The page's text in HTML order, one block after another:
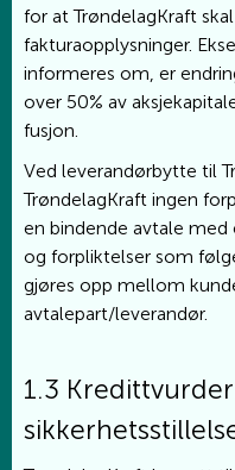
for at TrøndelagKraft
fakturaopplysninger.
informeres om, er
over 50% av
fusjon.
Ved leverandørbytte til
TrøndelagKraft ingen
en bindende avtale med
og forpliktelser som
gjøres opp mellom
avtalepart/leverandør.
1.3